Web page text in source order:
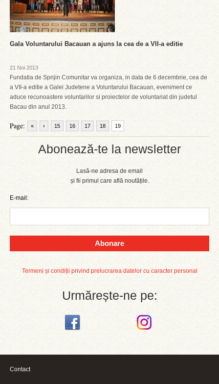
Abonează-te la newsletter
Lasă-ne adresa de email
și fii primul care află noutățile.
E-mail:
Abonare
Termeni și condiții privind prelucrarea datelor cu caracter personal
Urmărește-ne pe:
Gala Voluntarului Bacauan a ajuns la cea de a VII-a editie
21 Noi 2013
Fundatia de Sprijin Comunitar va organiza, in data de 6 decembrie, cea de
a VII-a editie a Galei Judetene a Voluntarului Bacauan, eveniment ce
aduce recunoastere voluntarilor si proiectelor de voluntariat din judetul
Bacau din anul 2013.
Page: « ‹ 15 16 17 18 19
Contact